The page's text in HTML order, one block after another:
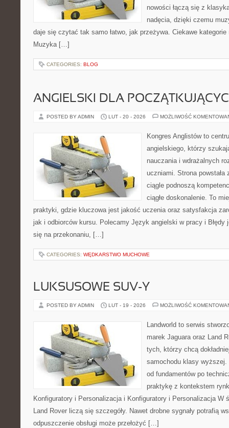
nowości łączą się z
nadęcia, dzięki czemu
daje się czytać tak samo łatwo, jak przeżywa. Ciekawe
Muzyka […]
CATEGORIES: BLOG
ANGIELSKI DLA
POSTED BY ADMIN LUT - 20 - 2026 MOŻLIWOŚĆ
Kongres Anglistów to
angielskiego, którzy
nauczania i wdrażalnych
uczniami. Strona
ciągle podnoszą
ciągłe doskonalenie. To
praktyki, gdzie kluczowa jest jakość uczenia oraz satysfakcja
jak i odbiorców kursu. Polecamy Język angielski w pracy i Błędy
się na przekonaniu, […]
CATEGORIES: WĘDKARSTWO MUCHOWE
LUKSUSOWE SUV-Y
POSTED BY ADMIN LUT - 19 - 2026 MOŻLIWOŚĆ
Landworld to serwis
marek Jaguara oraz Land
tych, którzy chcą
samochodu klasy
od fundamentów po
praktykę z kontekstem
Konfiguratory i Personalizacja i Konfiguratory i Personalizacja W
Land Rover liczą się szczegóły. Nawet drobne sygnały potrafią
odpuszczenie obsługi może przełożyć […]